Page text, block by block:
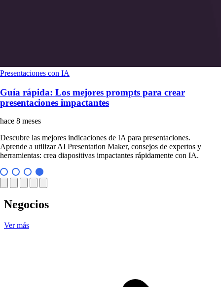
Presentaciones con IA
Guía rápida: Los mejores prompts para crear
presentaciones impactantes
hace 8 meses
Descubre las mejores indicaciones de IA para presentaciones.
Aprende a utilizar AI Presentation Maker, consejos de expertos y
herramientas: crea diapositivas impactantes rápidamente con IA.
Negocios
Ver más